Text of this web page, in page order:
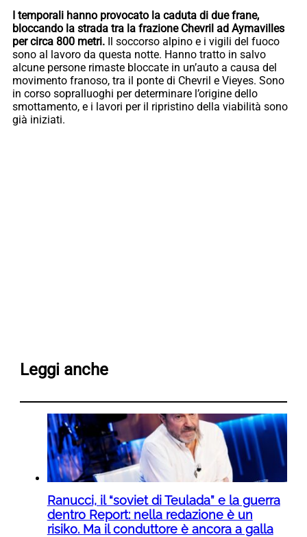
I temporali hanno provocato la caduta di due frane,
bloccando la strada tra la frazione Chevril ad Aymavilles
per circa 800 metri. Il soccorso alpino e i vigili del fuoco
sono al lavoro da questa notte. Hanno tratto in salvo
alcune persone rimaste bloccate in un’auto a causa del
movimento franoso, tra il ponte di Chevril e Vieyes. Sono
in corso sopralluoghi per determinare l’origine dello
smottamento, e i lavori per il ripristino della viabilità sono
già iniziati.
Leggi anche
Ranucci, il “soviet di Teulada” e la guerra
dentro Report: nella redazione è un
risiko. Ma il conduttore è ancora a galla